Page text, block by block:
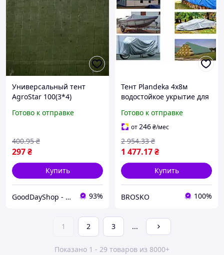
Универсальный тент
AgroStar 100(3*4)
помощник для дачи.
Готово к отправке
297₴
400.95 ₴
Купить
GoodDayShop - Онлайн магазин различных товаров 93%
Тент Plandeka 4х8м
водостойкое укрытие для
с кольцами 120г м2
Готово к отправке
от246₴/мес
1 477.17₴
2 954.33 ₴
Купить
BROSKO 100%
1 2 3 ...
Показано 1 - 29 товаров из 8000+